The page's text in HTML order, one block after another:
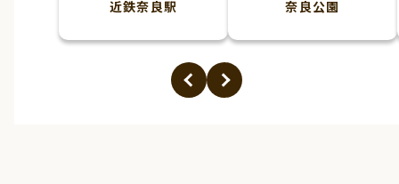
近鉄奈良駅 奈良公園